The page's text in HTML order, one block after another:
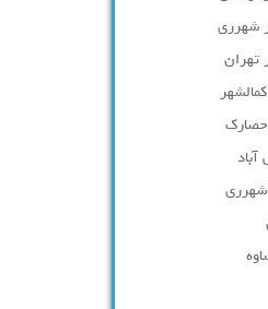
شهرری
تهران
حصارك
شهرری